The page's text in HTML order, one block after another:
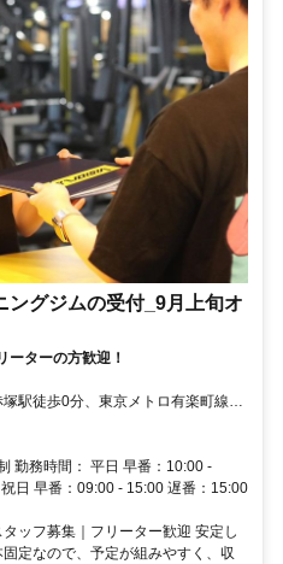
ングジムの受付_9月上旬オ
ーターの方歓迎！
駅徒歩0分、東京メトロ有楽町線・
勤務時間： 平日 早番：10:00 -
日 早番：09:00 - 15:00 遅番：15:00
ッフ募集｜フリーター歓迎 安定し
定なので、予定が組みやすく、収